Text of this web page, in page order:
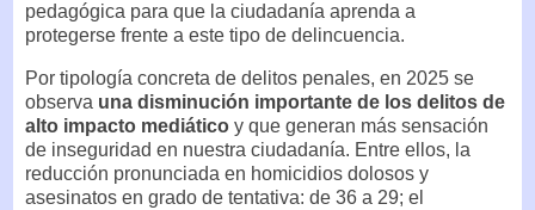
pedagógica para que la ciudadanía aprenda a
protegerse frente a este tipo de delincuencia.
Por tipología concreta de delitos penales, en 2025 se
observa una disminución importante de los delitos de
alto impacto mediático y que generan más sensación
de inseguridad en nuestra ciudadanía. Entre ellos, la
reducción pronunciada en homicidios dolosos y
asesinatos en grado de tentativa: de 36 a 29; el